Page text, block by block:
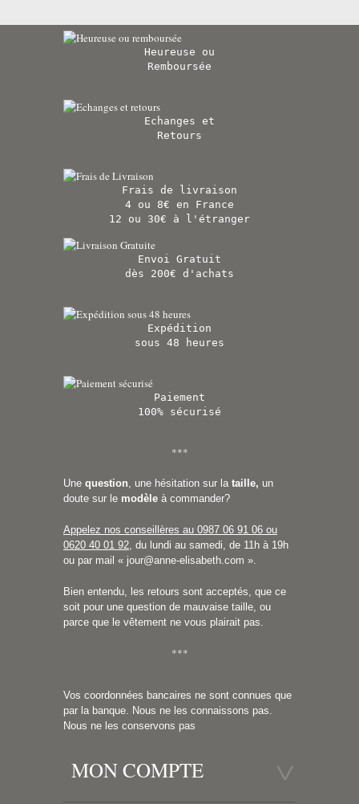
Heureuse ou
Remboursée
Echanges et
Retours
Frais de livraison
4 ou 8€ en France
12 ou 30€ à l'étranger
Envoi Gratuit
dès 200€ d'achats
Expédition
sous 48 heures
Paiement
100% sécurisé
***
Une question , une hésitation sur la taille, un
doute sur le modèle à commander?
Appelez nos conseillères au 0987 06 91 06 ou
0620 40 01 92 , du lundi au samedi, de 11h à 19h
ou par mail « jour@anne-elisabeth.com ».
Bien entendu, les retours sont acceptés, que ce
soit pour une question de mauvaise taille, ou
parce que le vêtement ne vous plairait pas.
***
Vos coordonnées bancaires ne sont connues que
par la banque. Nous ne les connaissons pas.
Nous ne les conservons pas
MON COMPTE